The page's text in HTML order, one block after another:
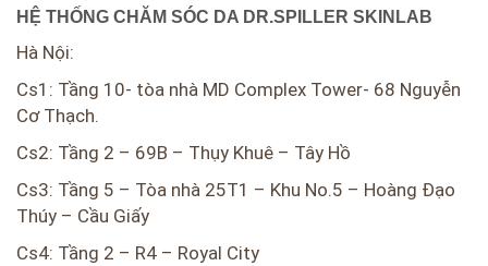
HỆ THỐNG CHĂM SÓC DA DR.SPILLER SKINLAB
Hà Nội:
Cs1: Tầng 10- tòa nhà MD Complex Tower- 68 Nguyễn
Cơ Thạch.
Cs2: Tầng 2 – 69B – Thụy Khuê – Tây Hồ
Cs3: Tầng 5 – Tòa nhà 25T1 – Khu No.5 – Hoàng Đạo
Thúy – Cầu Giấy
Cs4: Tầng 2 – R4 – Royal City